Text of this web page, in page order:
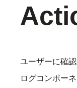
ユーザーに確
ログコンポー